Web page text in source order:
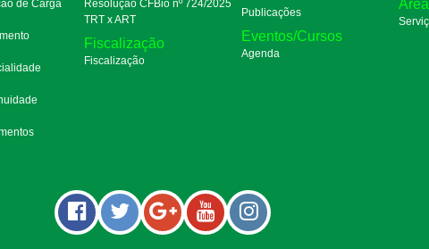
de Carga
Resolução CFBio nº 724/2025
TRT x ART
Fiscalização
Fiscalização
Publicações
Eventos/Cursos
Agenda